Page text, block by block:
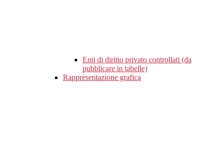
Enti di diritto privato controllati (da
pubblicare in tabelle)
Rappresentazione grafica